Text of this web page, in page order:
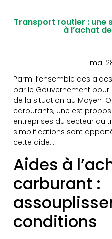
Transport routier : une
à l’achat
mai
Parmi l’ensemble des
par le Gouvernement
de la situation au Moyen-
carburants, une est
entreprises du secteur du
simplifications sont
cette aide…
Aides à
carburant :
conditions